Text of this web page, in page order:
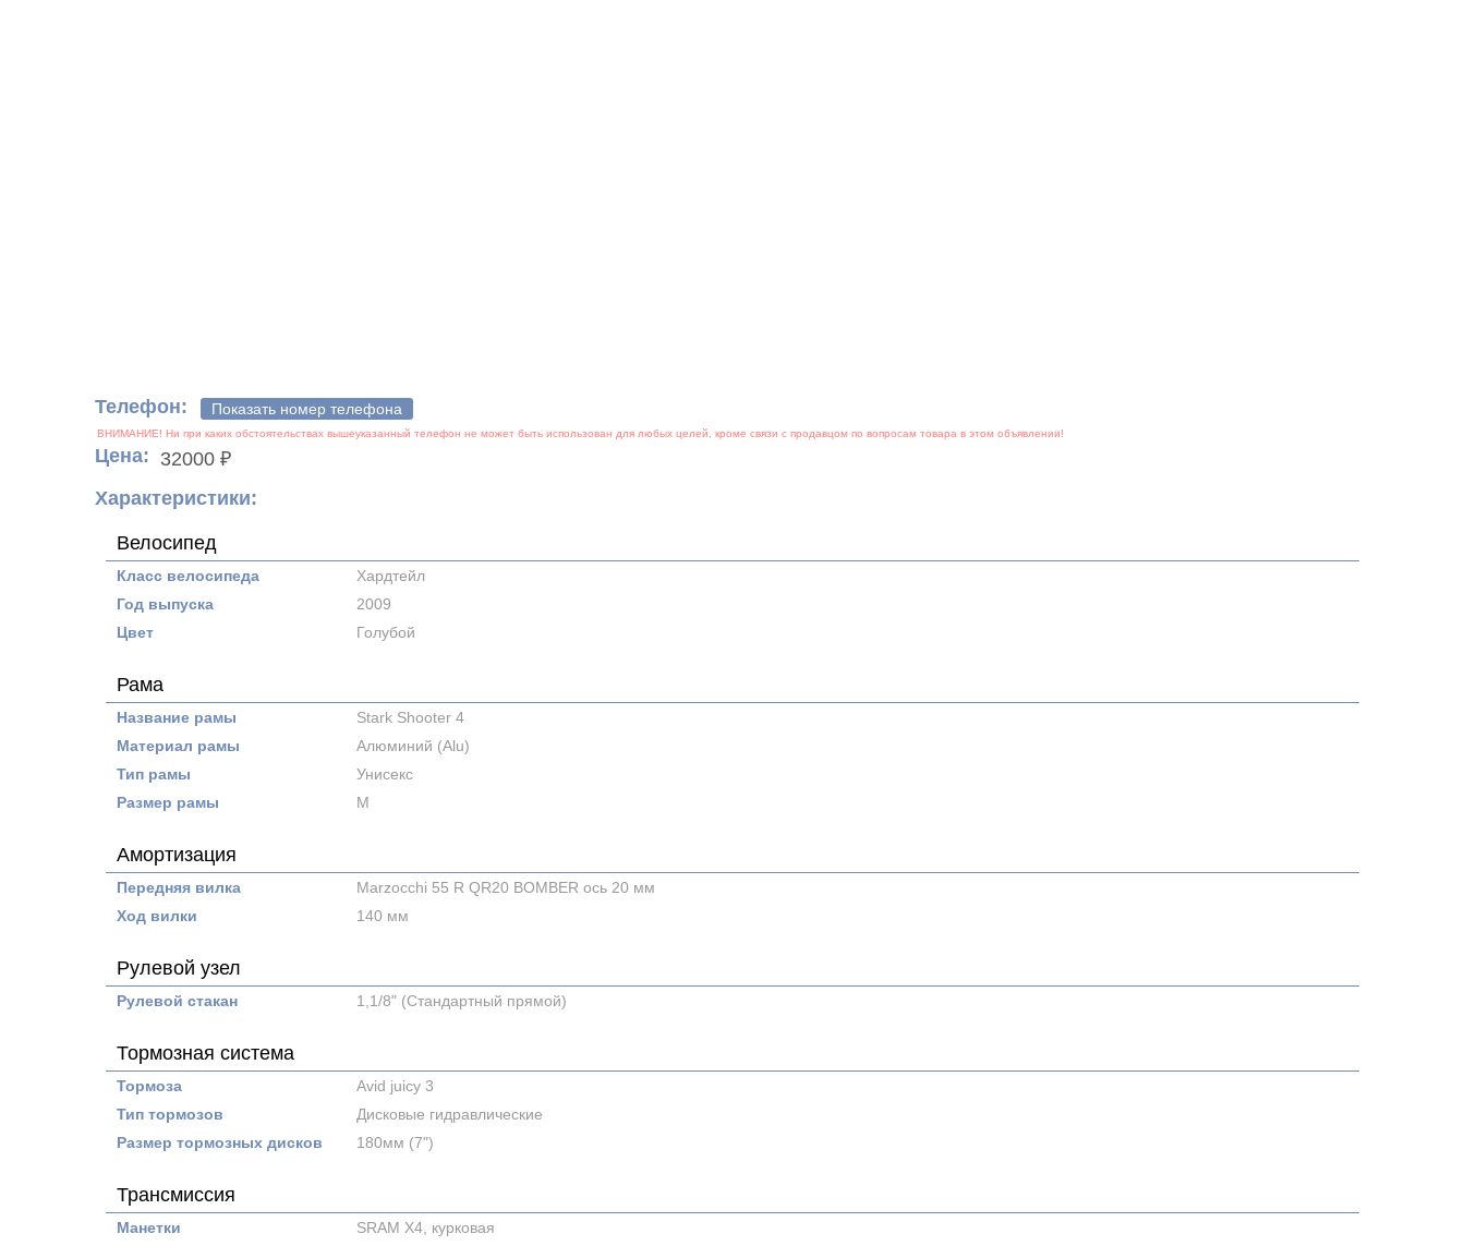
Телефон: Показать номер телефона
Цена: 32000 ₽
Характеристики:
Велосипед
Класс велосипеда
Хардтейл
Год выпуска
2009
Цвет
Голубой
Рама
Название рамы
Stark Shooter 4
Материал рамы
Алюминий (Alu)
Тип рамы
Унисекс
Размер рамы
M
Амортизация
Передняя вилка
Marzocchi 55 R QR20 BOMBER ось 20 мм
Ход вилки
140 мм
Рулевой узел
Рулевой стакан 1,1/8" (Стандартный прямой)
Тормозная система
Тормоза
Avid juicy 3
Тип тормозов
Дисковые гидравлические
Размер тормозных дисков
180мм (7")
Трансмиссия
Манетки
SRAM X4, курковая